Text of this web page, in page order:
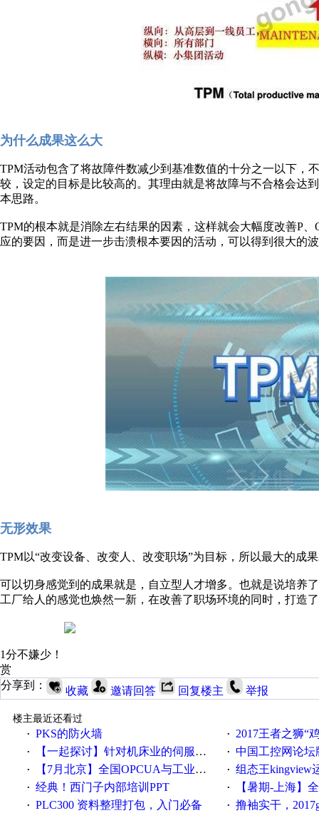
为什么成果这么大
TPM活动包含了将故障件数减少到基准数值的十分之一以下，
较，设定的目标是比较高的。其理由就是将故障与不合格会达
本思路。
TPM的根本就是消除左右结果的因素，这样就会大幅度改善P
应的要因，而是进一步击溃根本要因的活动，可以得到很大的
无形效果
TPM以“改变设备、改变人、改变职场”为目标，所以最大的成
可以切身感觉到的成果就是，自立型人才增多。也就是说培养
工厂给人的感觉也焕然一新，在改善了职场环境的同时，打造
1分不嫌少！
赏
分享到：
收藏 邀请回答 回复楼主 举报
楼主最近还看过
· PKS的防火墙 · 2017王者之狮“鸡”情签到
· 【一起探讨】针对机床业的伺服系统发展，您的期望是什么？ · 中国工控网论坛版
· 【7月北京】全国OPCUA与工业互联技术培训班通知！ · 组态王kingview
· 经典！西门子内部培训PPT · 【暑期-上海】全国工业
· PLC300 资料整理打包，入门必备 · 撸袖实干，2017gongkong®第